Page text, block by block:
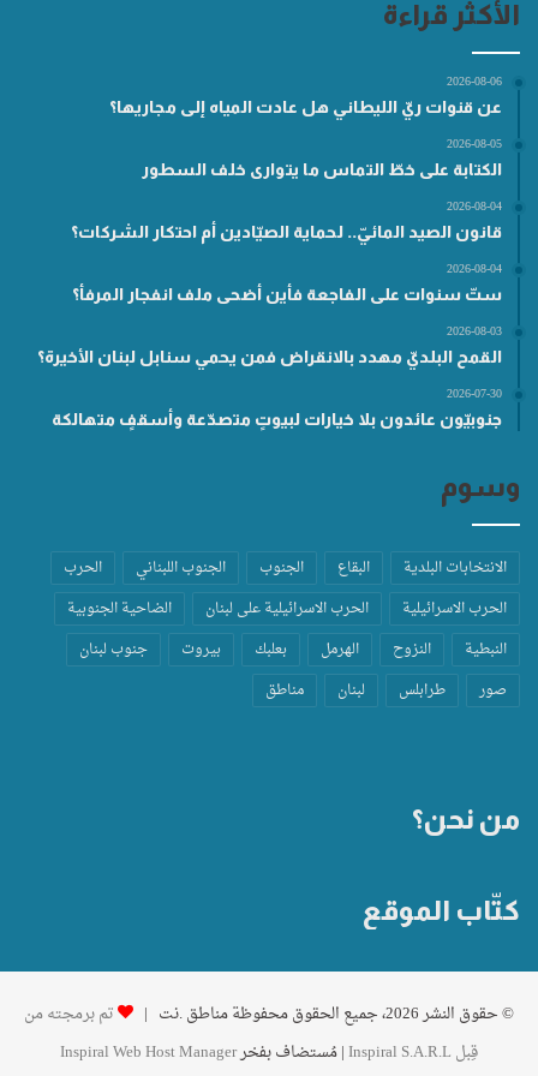
الأكثر قراءة
2026-08-06
عن قنوات ريّ الليطاني هل عادت المياه إلى مجاريها؟
2026-08-05
الكتابة على خطّ التماس ما يتوارى خلف السطور
2026-08-04
قانون الصيد المائيّ.. لحماية الصيّادين أم احتكار الشركات؟
2026-08-04
ستّ سنوات على الفاجعة فأين أضحى ملف انفجار المرفأ؟
2026-08-03
القمح البلديّ مهدد بالانقراض فمن يحمي سنابل لبنان الأخيرة؟
2026-07-30
جنوبيّون عائدون بلا خيارات لبيوتٍ متصدّعة وأسقفٍ متهالكة
وسوم
الانتخابات البلدية البقاع الجنوب الجنوب اللبناني
الحرب
الحرب الاسرائيلية
الحرب الاسرائيلية على لبنان
الضاحية الجنوبية
النبطية
النزوح الهرمل بعلبك بيروت
جنوب لبنان
صور
طرابلس لبنان مناطق
من نحن؟
كتّاب الموقع
© حقوق النشر 2026، جميع الحقوق محفوظة مناطق .نت |
تم برمجته من
قِبل Inspiral S.A.R.L
| مُستضاف بفخرInspiral Web Host Manager